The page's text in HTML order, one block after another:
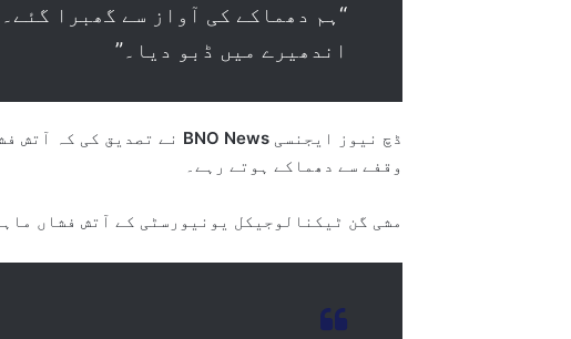
“ہم دھماکے کی آواز سے گھبرا
اندھیرے میں ڈبو دیا۔”
ڈچ نیوز ایجنسی BNO News نے تصدیق کی کہ آتش
وقفے سے دھماکے ہوتے رہے۔
مشی گن ٹیکنالوجیکل یونیورسٹی کے آتش فشاں